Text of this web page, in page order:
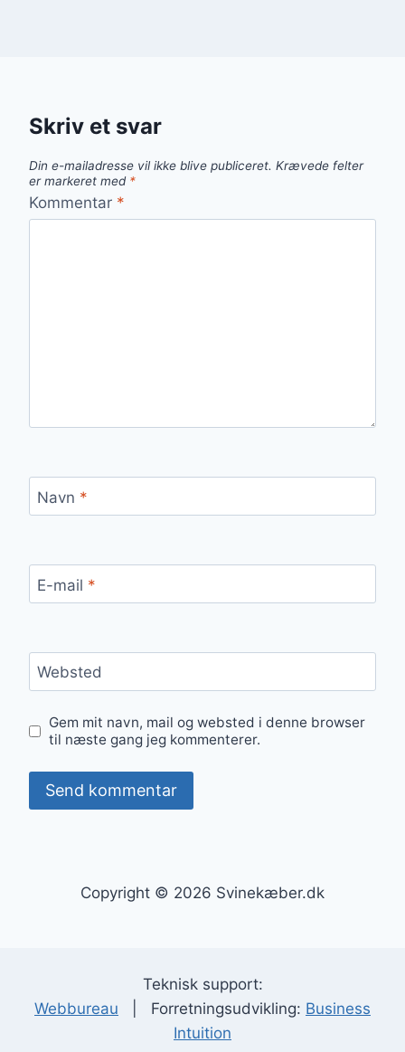
Skriv et svar
Din e-mailadresse vil ikke blive publiceret. Krævede felter
er markeret med *
Kommentar *
Navn *
E-mail *
Websted
Gem mit navn, mail og websted i denne browser
til næste gang jeg kommenterer.
Copyright © 2026 Svinekæber.dk
Teknisk support:
Webbureau | Forretningsudvikling: Business
Intuition